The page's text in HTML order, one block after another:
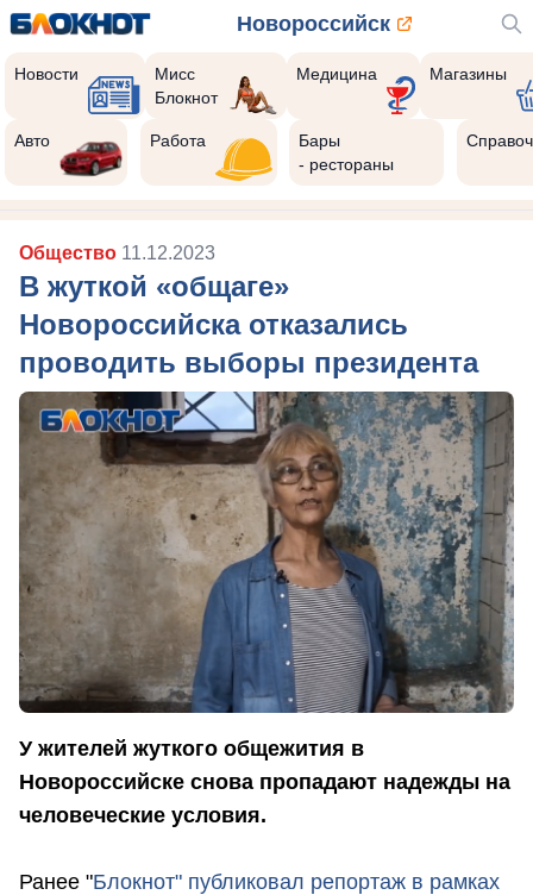
Новороссийск
Новости
Мисс
Блокнот
Медицина Магазины
Авто Работа
Бары
- рестораны
Общество 11.12.2023
В жуткой «общаге»
Новороссийска отказались
проводить выборы президента
У жителей жуткого общежития в
Новороссийске снова пропадают надежды на
человеческие условия.
Ранее "Блокнот" публиковал репортаж в рамках